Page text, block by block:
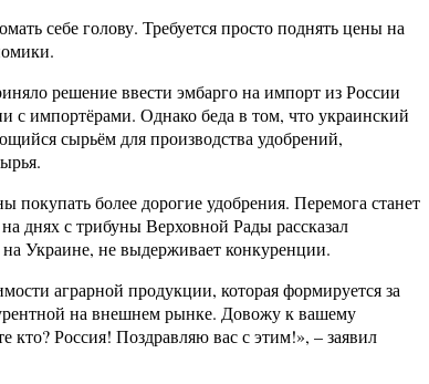
себе голову. Требуется просто поднять цены на
решение ввести эмбарго на импорт из России
импортёрами. Однако беда в том, что украинский
сырьём для производства удобрений,
более дорогие удобрения. Перемога станет
днях с трибуны Верховной Рады рассказал
Украине, не выдерживает конкуренции.
аграрной продукции, которая формируется за
на внешнем рынке. Довожу к вашему
Россия! Поздравляю вас с этим!», – заявил